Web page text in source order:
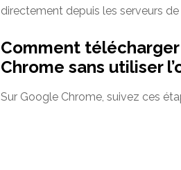
directement depuis les serveurs
Comment
Chrome sans utiliser
Sur Google Chrome, suivez ces